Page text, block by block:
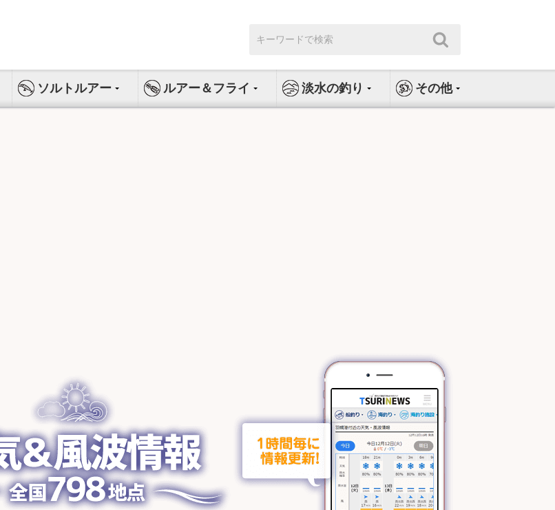
索:
ソルトルアー ルアー＆フライ 淡水の釣り その他